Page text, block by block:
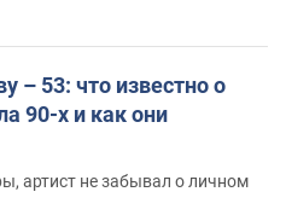
– 53: что известно о
90-х и как они
артист не забывал о личном